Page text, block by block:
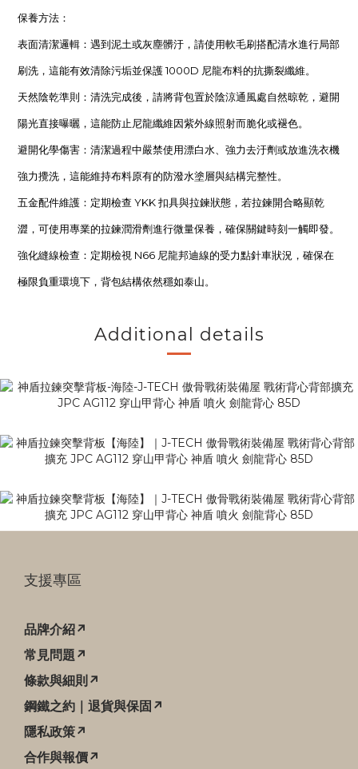
保養方法：
表面清潔邏輯：遇到泥土或灰塵髒汙，請使用軟毛刷搭配清水進行局部
刷洗，這能有效清除污垢並保護 1000D 尼龍布料的抗撕裂纖維。
天然陰乾準則：清洗完成後，請將背包置於陰涼通風處自然晾乾，避開
陽光直接曝曬，這能防止尼龍纖維因紫外線照射而脆化或褪色。
避開化學傷害：清潔過程中嚴禁使用漂白水、強力去汙劑或放進洗衣機
強力攪洗，這能維持布料原有的防潑水塗層與結構完整性。
五金配件維護：定期檢查 YKK 扣具與拉鍊狀態，若拉鍊開合略顯乾
澀，可使用專業的拉鍊潤滑劑進行微量保養，確保關鍵時刻一觸即發。
強化縫線檢查：定期檢視 N66 尼龍邦迪線的受力點針車狀況，確保在
極限負重環境下，背包結構依然穩如泰山。
Additional details
支援專區
品牌介紹↗
常見問題↗
條款與細則↗
鋼鐵之約｜退貨與保固↗
隱私政策↗
合作與報價↗